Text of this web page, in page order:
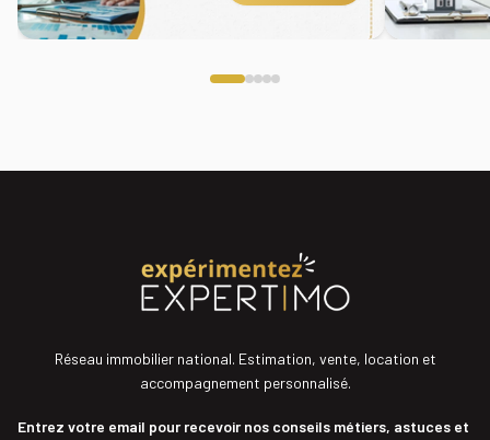
Réseau immobilier national. Estimation, vente, location et
accompagnement personnalisé.
Entrez votre email pour recevoir nos conseils métiers, astuces et